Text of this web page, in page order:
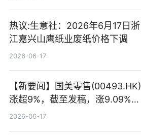
热议:生意社：2026年6月17日浙
江嘉兴山鹰纸业废纸价格下调
2026-06-17
【新要闻】国美零售(00493.HK)
涨超9%，截至发稿，涨9.09%，
报0.012港元，成交额37.26万港
2026-06-17